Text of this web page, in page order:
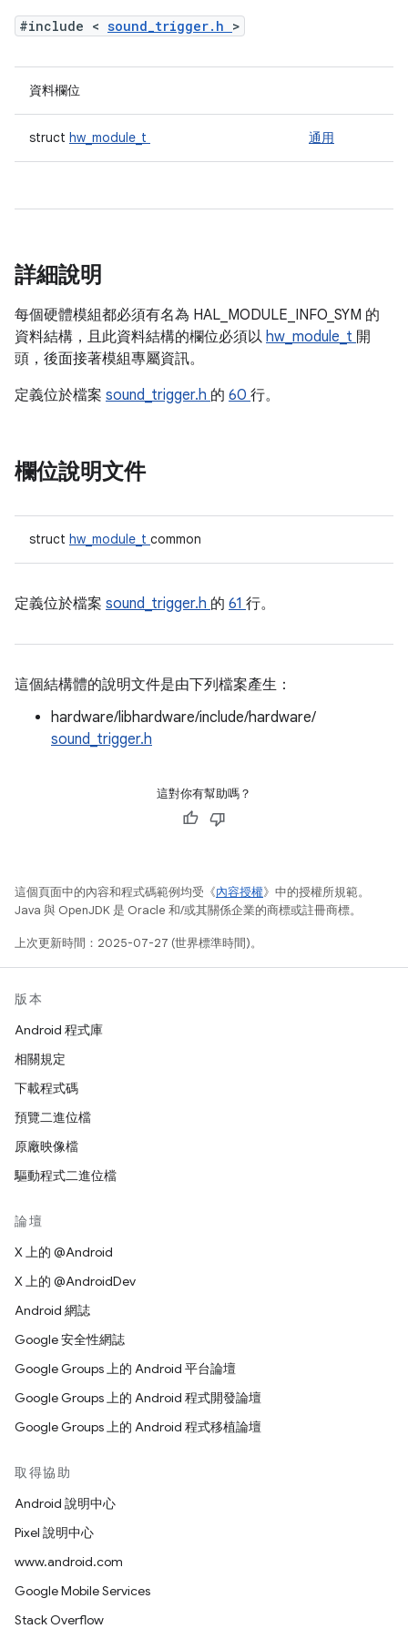
#include < sound_trigger.h >
資料欄位
struct hw_module_t 通用
詳細說明
每個硬體模組都必須有名為 HAL_MODULE_INFO_SYM 的
資料結構，且此資料結構的欄位必須以 hw_module_t 開
頭，後面接著模組專屬資訊。
定義位於檔案 sound_trigger.h 的 60 行。
欄位說明文件
struct hw_module_t common
定義位於檔案 sound_trigger.h 的 61 行。
這個結構體的說明文件是由下列檔案產生：
hardware/libhardware/include/hardware/
sound_trigger.h
這對你有幫助嗎？
這個頁面中的內容和程式碼範例均受《內容授權》中的授權所規範。
Java 與 OpenJDK 是 Oracle 和/或其關係企業的商標或註冊商標。
上次更新時間：2025-07-27 (世界標準時間)。
版本
Android 程式庫
相關規定
下載程式碼
預覽二進位檔
原廠映像檔
驅動程式二進位檔
論壇
X 上的 @Android
X 上的 @AndroidDev
Android 網誌
Google 安全性網誌
Google Groups 上的 Android 平台論壇
Google Groups 上的 Android 程式開發論壇
Google Groups 上的 Android 程式移植論壇
取得協助
Android 說明中心
Pixel 說明中心
www.android.com
Google Mobile Services
Stack Overflow